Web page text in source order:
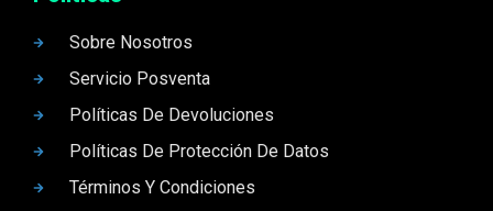
Sobre Nosotros
Servicio Posventa
Políticas De Devoluciones
Políticas De Protección De Datos
Términos Y Condiciones